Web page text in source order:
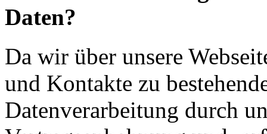
Daten?
Da wir über unsere
und Kontakte zu
Datenverarbeitung durch